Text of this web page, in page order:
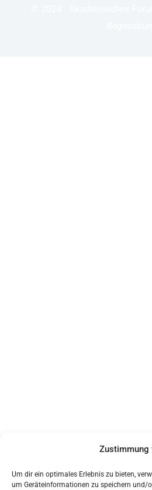
Zustimmung
Um dir ein optimales Erlebnis zu bieten,
um Geräteinformationen zu speichern und/